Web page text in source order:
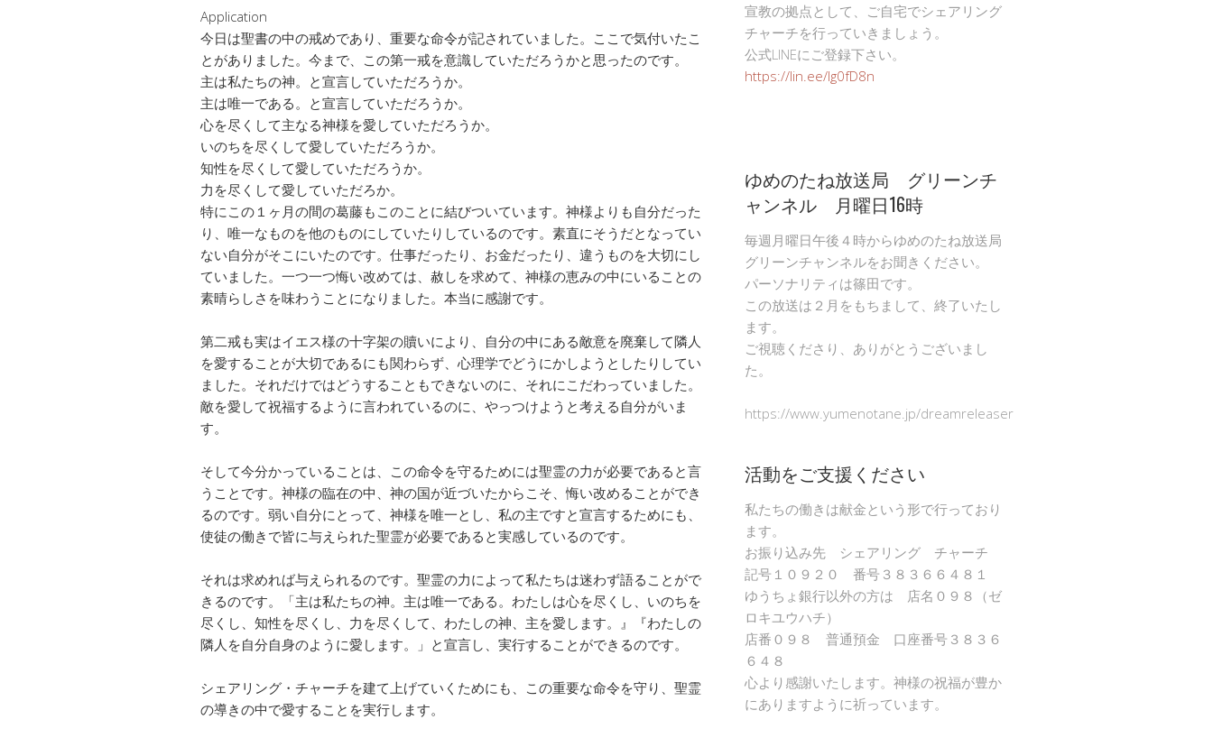
Application
今日は聖書の中の戒めであり、重要な命令が記されていました。ここで気付いたこ
とがありました。今まで、この第一戒を意識していただろうかと思ったのです。
主は私たちの神。と宣言していただろうか。
主は唯一である。と宣言していただろうか。
心を尽くして主なる神様を愛していただろうか。
いのちを尽くして愛していただろうか。
知性を尽くして愛していただろうか。
力を尽くして愛していただろか。
特にこの１ヶ月の間の葛藤もこのことに結びついています。神様よりも自分だった
り、唯一なものを他のものにしていたりしているのです。素直にそうだとなってい
ない自分がそこにいたのです。仕事だったり、お金だったり、違うものを大切にし
ていました。一つ一つ悔い改めては、赦しを求めて、神様の恵みの中にいることの
素晴らしさを味わうことになりました。本当に感謝です。
第二戒も実はイエス様の十字架の贖いにより、自分の中にある敵意を廃棄して隣人
を愛することが大切であるにも関わらず、心理学でどうにかしようとしたりしてい
ました。それだけではどうすることもできないのに、それにこだわっていました。
敵を愛して祝福するように言われているのに、やっつけようと考える自分がいま
す。
そして今分かっていることは、この命令を守るためには聖霊の力が必要であると言
うことです。神様の臨在の中、神の国が近づいたからこそ、悔い改めることができ
るのです。弱い自分にとって、神様を唯一とし、私の主ですと宣言するためにも、
使徒の働きで皆に与えられた聖霊が必要であると実感しているのです。
それは求めれば与えられるのです。聖霊の力によって私たちは迷わず語ることがで
きるのです。「主は私たちの神。主は唯一である。わたしは心を尽くし、いのちを
尽くし、知性を尽くし、力を尽くして、わたしの神、主を愛します。』『わたしの
隣人を自分自身のように愛します。」と宣言し、実行することができるのです。
シェアリング・チャーチを建て上げていくためにも、この重要な命令を守り、聖霊
の導きの中で愛することを実行します。
宣教の拠点として、ご自宅でシェアリング
チャーチを行っていきましょう。
公式LINEにご登録下さい。
https://lin.ee/Ig0fD8n
ゆめのたね放送局 グリーンチ
ャンネル 月曜日16時
毎週月曜日午後４時からゆめのたね放送局
グリーンチャンネルをお聞きください。
パーソナリティは篠田です。
この放送は２月をもちまして、終了いたし
ます。
ご視聴くださり、ありがとうございまし
た。
https://www.yumenotane.jp/dreamreleaser
活動をご支援ください
私たちの働きは献金という形で行っており
ます。
お振り込み先 シェアリング チャーチ
記号１０９２０ 番号３８３６６４８１
ゆうちょ銀行以外の方は 店名０９８（ゼ
ロキユウハチ）
店番０９８ 普通預金 口座番号３８３６
６４８
心より感謝いたします。神様の祝福が豊か
にありますように祈っています。